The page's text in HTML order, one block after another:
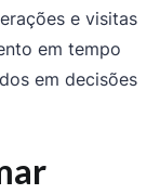
e visitas
em tempo
em decisões